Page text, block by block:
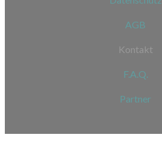
AGB
Kontakt
F.A.Q.
Partner